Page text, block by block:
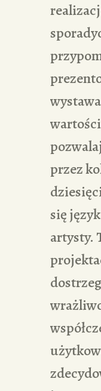
przez
się
artysty.